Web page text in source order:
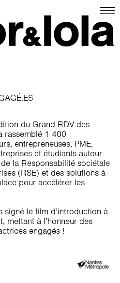
du Grand RDV des
rassemblé 1 400
entrepreneuses, PME,
et étudiants autour
la Responsabilité sociétale
(RSE) et des solutions à
pour accélérer les
signé le film d’introduction à
mettant à l’honneur des
engagés !